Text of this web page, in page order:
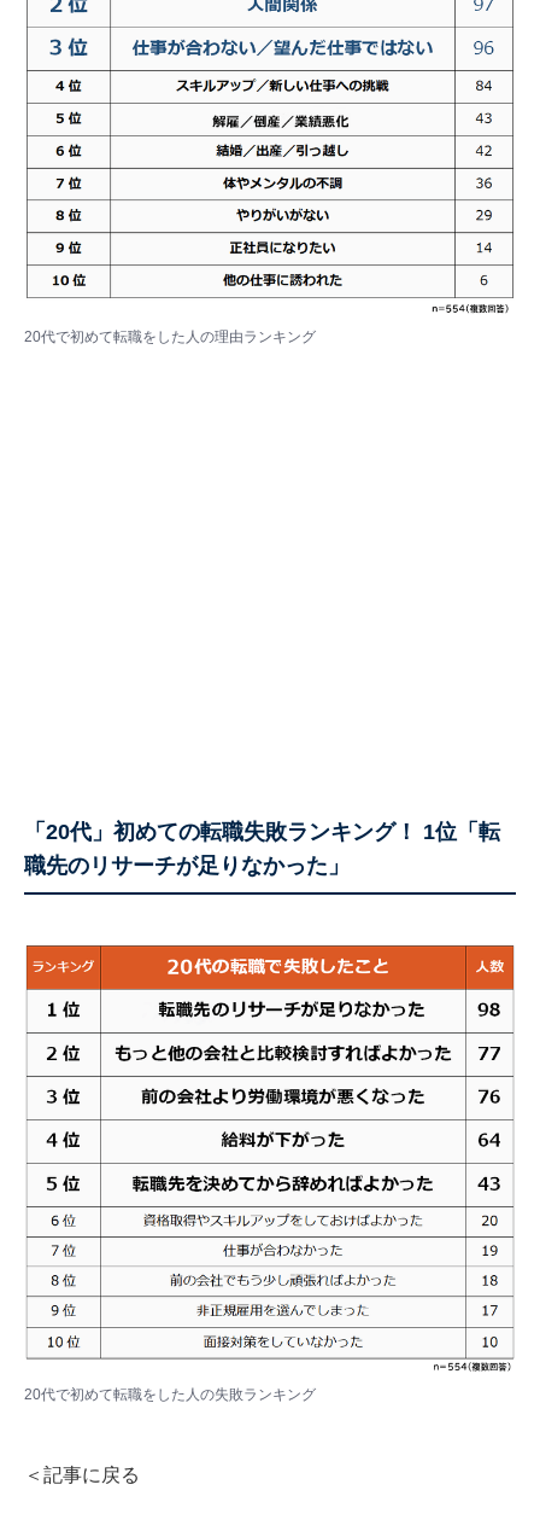
20代で初めて転職をした人の理由ランキング
「20代」初めての転職失敗ランキング！ 1位「転
職先のリサーチが足りなかった」
20代で初めて転職をした人の失敗ランキング
＜記事に戻る